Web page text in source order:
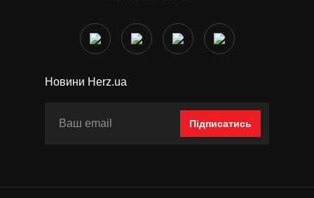
Новини Herz.ua
Підписатись